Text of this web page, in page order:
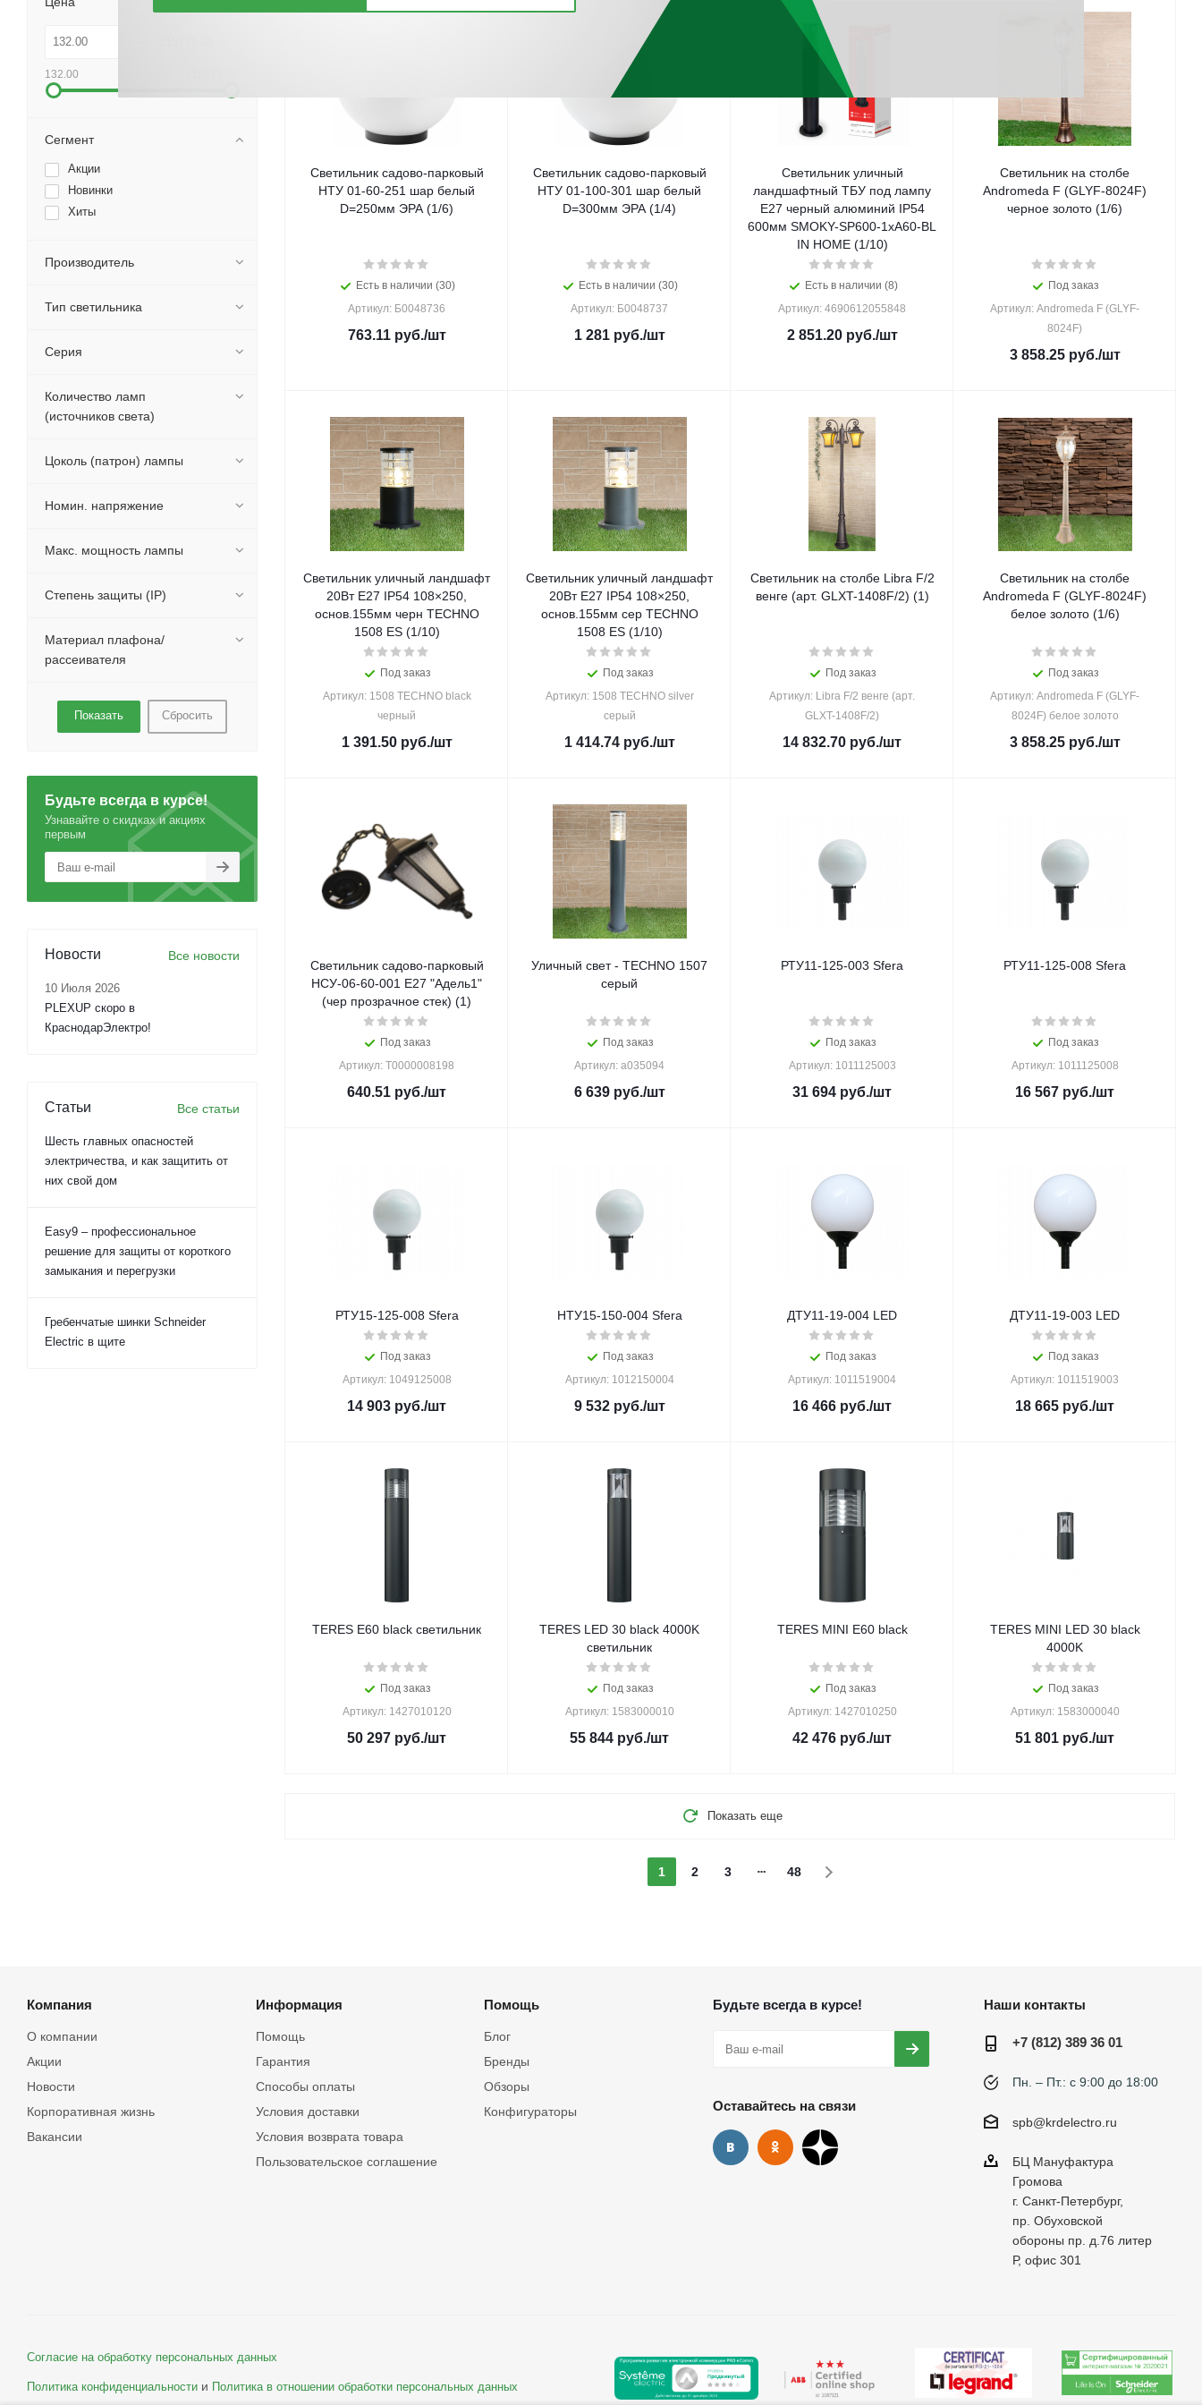
Светильник садово-парковый
НТУ 01-60-251 шар белый
D=250мм ЭРА (1/6)
Есть в наличии (30)
Артикул: Б0048736
763.11руб./шт
Светильник садово-парковый
НТУ 01-100-301 шар белый
D=300мм ЭРА (1/4)
Есть в наличии (30)
Артикул: Б0048737
1 281руб./шт
Светильник уличный
ландшафтный ТБУ под лампу
E27 черный алюминий IP54
600мм SMOKY-SP600-1xA60-BL
IN HOME (1/10)
Есть в наличии (8)
Артикул: 4690612055848
2 851.20руб./шт
Светильник на столбе
Andromeda F (GLYF-8024F)
черное золото (1/6)
Под заказ
Артикул: Andromeda F (GLYF-
8024F)
3 858.25руб./шт
Светильник уличный ландшафт
20Вт Е27 IP54 108×250,
основ.155мм черн TECHNO
1508 ES (1/10)
Под заказ
Артикул: 1508 TECHNO black
черный
1 391.50руб./шт
Светильник уличный ландшафт
20Вт Е27 IP54 108×250,
основ.155мм сер TECHNO
1508 ES (1/10)
Под заказ
Артикул: 1508 TECHNO silver
серый
1 414.74руб./шт
Светильник на столбе Libra F/2
венге (арт. GLXT-1408F/2) (1)
Под заказ
Артикул: Libra F/2 венге (арт.
GLXT-1408F/2)
14 832.70 руб./шт
Светильник на столбе
Andromeda F (GLYF-8024F)
белое золото (1/6)
Под заказ
Артикул: Andromeda F (GLYF-
8024F) белое золото
3 858.25руб./шт
Светильник садово-парковый
НСУ-06-60-001 Е27 "Адель1"
(чер прозрачное стек) (1)
Под заказ
Артикул: Т0000008198
640.51 руб./шт
Уличный свет - TECHNO 1507
серый
Под заказ
Артикул: a035094
6 639руб./шт
РТУ11-125-003 Sfera
Под заказ
Артикул: 1011125003
31 694 руб./шт
РТУ11-125-008 Sfera
Под заказ
Артикул: 1011125008
16 567 руб./шт
РТУ15-125-008 Sfera
Под заказ
Артикул: 1049125008
14 903 руб./шт
НТУ15-150-004 Sfera
Под заказ
Артикул: 1012150004
9 532руб./шт
ДТУ11-19-004 LED
Под заказ
Артикул: 1011519004
16 466 руб./шт
ДТУ11-19-003 LED
Под заказ
Артикул: 1011519003
18 665 руб./шт
TERES E60 black светильник
Под заказ
Артикул: 1427010120
50 297 руб./шт
TERES LED 30 black 4000K
светильник
Под заказ
Артикул: 1583000010
55 844 руб./шт
TERES MINI E60 black
Под заказ
Артикул: 1427010250
42 476 руб./шт
TERES MINI LED 30 black
4000K
Под заказ
Артикул: 1583000040
51 801 руб./шт
Показать еще
1 2 3 48
132.00
Сегмент
Акции
Новинки
Хиты
Производитель
Тип светильника
Серия
Количество ламп
(источников света)
Цоколь (патрон) лампы
Номин. напряжение
Макс. мощность лампы
Степень защиты (IP)
Материал плафона/
рассеивателя
Сбросить
Будьте всегда в курсе!
Узнавайте о скидках и акциях
первым
Новости Все новости
10 Июля 2026
PLEXUP скоро в
КраснодарЭлектро!
Статьи Все статьи
Шесть главных опасностей
электричества, и как защитить от
них свой дом
Easy9 – профессиональное
решение для защиты от короткого
замыкания и перегрузки
Гребенчатые шинки Schneider
Electric в щите
Компания
О компании
Акции
Новости
Корпоративная жизнь
Вакансии
Информация
Помощь
Гарантия
Способы оплаты
Условия доставки
Условия возврата товара
Пользовательское соглашение
Помощь
Блог
Бренды
Обзоры
Конфигураторы
Будьте всегда в курсе!
Оставайтесь на связи
Наши контакты
+7 (812) 389 36 01
Пн. – Пт.: с 9:00 до 18:00
spb@krdelectro.ru
БЦ Мануфактура
Громова
г. Санкт-Петербург,
пр. Обуховской
обороны пр. д.76 литер
Р, офис 301
Согласие на обработку персональных данных
Политика конфиденциальности и Политика в отношении обработки персональных данных